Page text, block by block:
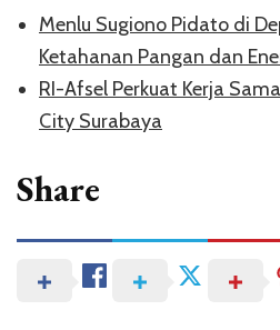
Menlu Sugiono Pidato di
Ketahanan Pangan dan
RI-Afsel Perkuat Kerja
City Surabaya
Share